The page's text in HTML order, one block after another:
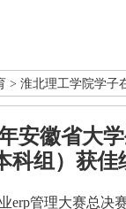
> 淮北理工学院学子
安徽省大
科组）获佳
管理大赛总决